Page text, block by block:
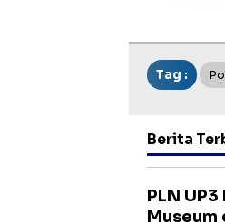
Tag :
Berita
PLN
Museum